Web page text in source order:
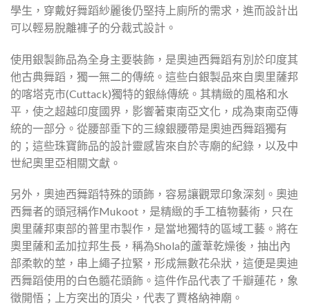
學生，穿戴好舞蹈紗麗後仍堅持上廁所的需求，進而設計出
可以輕易脫離褲子的分裁式設計。
使用銀製飾品為全身主要裝飾，是奧迪西舞蹈有別於印度其
他古典舞蹈，獨一無二的傳統。這些白銀製品來自奧里薩邦
的喀塔克市(Cuttack)獨特的銀絲傳統。其精緻的風格和水
平，使之超越印度國界，影響著東南亞文化，成為東南亞傳
統的一部分。從腰部垂下的三線銀腰帶是奧迪西舞蹈獨有
的；這些珠寶飾品的設計靈感皆來自於寺廟的紀錄，以及中
世紀奧里亞相關文獻。
另外，奧迪西舞蹈特殊的頭飾，容易讓觀眾印象深刻。奧迪
西舞者的頭冠稱作Mukoot，是精緻的手工植物藝術，只在
奧里薩邦東部的普里市製作，是當地獨特的區域工藝。將在
奧里薩和孟加拉邦生長，稱為Shola的蘆葦乾燥後，抽出內
部柔軟的莖，串上繩子拉緊，形成無數花朵狀，這便是奧迪
西舞蹈使用的白色髓花頭飾。這件作品代表了千瓣蓮花，象
徵開悟；上方突出的頂尖，代表了賈格納神廟。